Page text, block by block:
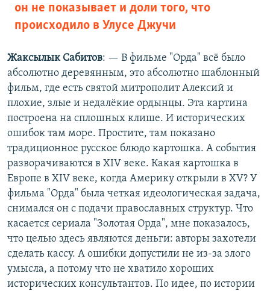
он не показывает и доли того, что
происходило в Улусе Джучи
Жаксылык Сабитов: — В фильме "Орда" всё было
абсолютно деревянным, это абсолютно шаблонный
фильм, где есть святой митрополит Алексий и
плохие, злые и недалёкие ордынцы. Эта картина
построена на сплошных клише. И исторических
ошибок там море. Простите, там показано
традиционное русское блюдо картошка. А события
разворачиваются в XIV веке. Какая картошка в
Европе в XIV веке, когда Америку открыли в XV? У
фильма "Орда" была четкая идеологическая задача,
снимался он с подачи православных структур. Что
касается сериала "Золотая Орда", мне показалось,
что целью здесь являются деньги: авторы захотели
сделать кассу. А ошибки допустили не из-за злого
умысла, а потому что не хватило хороших
исторических консультантов. По идее, по истории